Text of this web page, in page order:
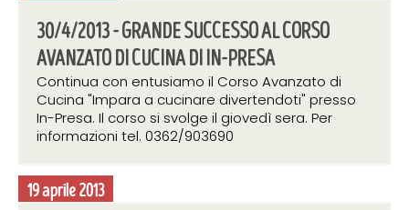
19 aprile 2013
30/4/2013 - GRANDE SUCCESSO AL CORSO
AVANZATO DI CUCINA DI IN-PRESA
Continua con entusiamo il Corso Avanzato di
Cucina "Impara a cucinare divertendoti" presso
In-Presa. Il corso si svolge il giovedì sera. Per
informazioni tel. 0362/903690